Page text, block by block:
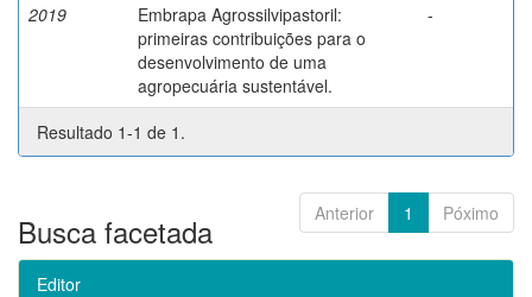
2019
Embrapa Agrossilvipastoril:
primeiras contribuições para o
desenvolvimento de uma
agropecuária sustentável.
-
Resultado 1-1 de 1.
Anterior 1 Póximo
Busca facetada
Editor